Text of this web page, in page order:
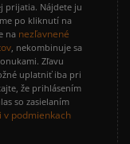
prijatia. Nájdete ju
po kliknutí na
na nezľavnené
, nekombinuje sa
Zľavu
uplatniť iba pri
že prihlásením
so zasielaním
v podmienkach